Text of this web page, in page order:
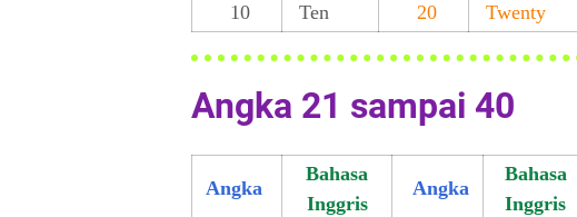
10
Ten 20 Twenty
Angka 21 sampai 40
Angka
Bahasa
Inggris
Angka
Bahasa
Inggris